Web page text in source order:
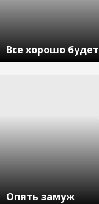
Все хорошо будет
Опять замуж